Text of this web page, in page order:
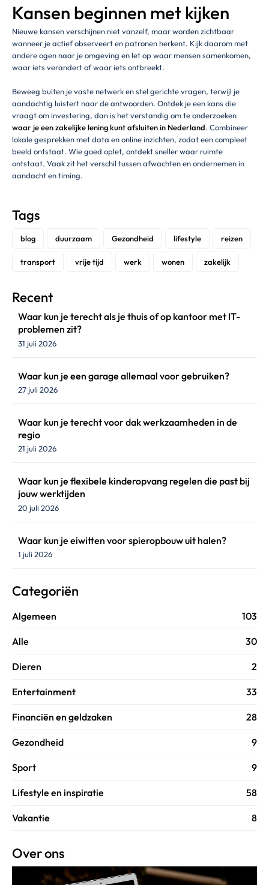
Kansen beginnen met kijken
Nieuwe kansen verschijnen niet vanzelf, maar worden zichtbaar
wanneer je actief observeert en patronen herkent. Kijk daarom met
andere ogen naar je omgeving en let op waar mensen samenkomen,
waar iets verandert of waar iets ontbreekt.
Beweeg buiten je vaste netwerk en stel gerichte vragen, terwijl je
aandachtig luistert naar de antwoorden. Ontdek je een kans die
vraagt om investering, dan is het verstandig om te onderzoeken
waar je een zakelijke lening kunt afsluiten in Nederland. Combineer
lokale gesprekken met data en online inzichten, zodat een compleet
beeld ontstaat. Wie goed oplet, ontdekt sneller waar ruimte
ontstaat. Vaak zit het verschil tussen afwachten en ondernemen in
aandacht en timing.
Tags
blog duurzaam Gezondheid lifestyle reizen
transport vrije tijd werk wonen zakelijk
Recent
Waar kun je terecht als je thuis of op kantoor met IT-
problemen zit?
31 juli 2026
Waar kun je een garage allemaal voor gebruiken?
27 juli 2026
Waar kun je terecht voor dak werkzaamheden in de
regio
21 juli 2026
Waar kun je flexibele kinderopvang regelen die past bij
jouw werktijden
20 juli 2026
Waar kun je eiwitten voor spieropbouw uit halen?
1 juli 2026
Categoriën
Algemeen 103
Alle 30
Dieren 2
Entertainment 33
Financiën en geldzaken 28
Gezondheid 9
Sport 9
Lifestyle en inspiratie 58
Vakantie 8
Over ons